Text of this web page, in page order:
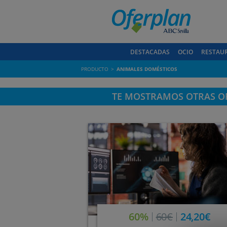
DESTACADAS OCIO
PRODUCTO ANIMALES DOMÉSTICOS
TE MOSTRAMOS OTRAS
60% 60€ 24,20€